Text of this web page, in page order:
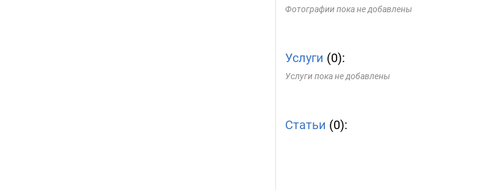
Фотографии пока не добавлены
Услуги (0):
Услуги пока не добавлены
Статьи (0):